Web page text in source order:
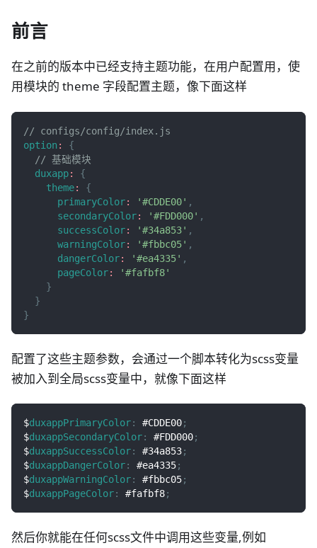
前言
在之前的版本中已经支持主题功能，在用户配置用，使
用模块的 theme 字段配置主题，像下面这样
// configs/config/index.js
option :
{
// 基础模块
duxapp:
{
theme:
{
primaryColor: '#CDDE00' ,
secondaryColor: '#FDD000' ,
successColor: '#34a853' ,
warningColor: '#fbbc05' ,
dangerColor: '#ea4335' ,
pageColor:
'#fafbf8'
}
}
}
配置了这些主题参数，会通过一个脚本转化为scss变量
被加入到全局scss变量中，就像下面这样
$duxappPrimaryColor: #CDDE00;
$duxappSecondaryColor: #FDD000;
$duxappSuccessColor: #34a853;
$duxappDangerColor: #ea4335;
$duxappWarningColor: #fbbc05;
$duxappPageColor: #fafbf8;
然后你就能在任何scss文件中调用这些变量,例如